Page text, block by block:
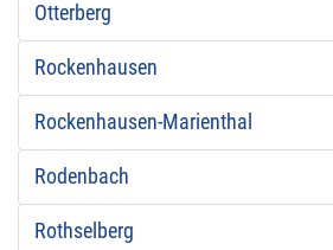
Otterberg
Rockenhausen
Rockenhausen-Marienthal
Rodenbach
Rothselberg